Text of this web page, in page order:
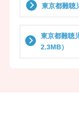
東京都難聴
東京都難聴
2.3MB）